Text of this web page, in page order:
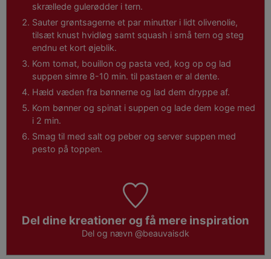
skrællede gulerødder i tern.
Sauter grøntsagerne et par minutter i lidt olivenolie,
tilsæt knust hvidløg samt squash i små tern og steg
endnu et kort øjeblik.
Kom tomat, bouillon og pasta ved, kog op og lad
suppen simre 8-10 min. til pastaen er al dente.
Hæld væden fra bønnerne og lad dem dryppe af.
Kom bønner og spinat i suppen og lade dem koge med
i 2 min.
Smag til med salt og peber og server suppen med
pesto på toppen.
Del dine kreationer og få mere inspiration
Del og nævn @beauvaisdk